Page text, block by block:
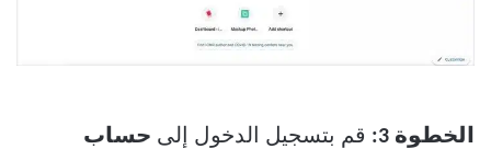
الخطوة 3: قم بتسجيل الدخول إلى حساب